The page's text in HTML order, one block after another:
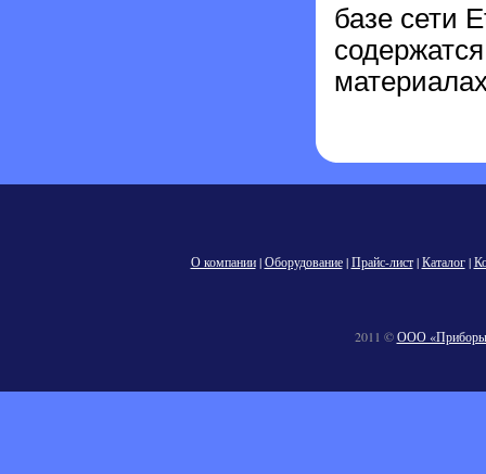
базе сети
О компании|Оборудование|Прайс-лист|Каталог|
2011 ©ООО «Приборы